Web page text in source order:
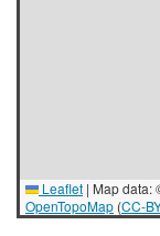
Leaflet | Map data:
OpenTopoMap (CC-